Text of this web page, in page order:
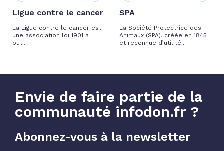
Ligue contre le cancer
La Ligue contre le cancer est
une association loi 1901 à
but...
SPA
La Société Protectrice des
Animaux (SPA), créée en 1845
et reconnue d’utilité...
Envie de faire partie de la
communauté infodon.fr ?
Abonnez-vous à la newsletter